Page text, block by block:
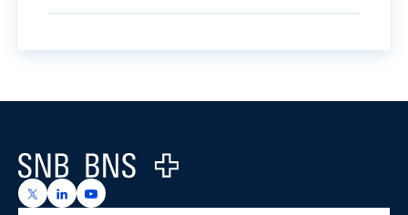
Logo
https://x.com/snb_bns
https://ch.linkedin.com/company/swiss-national-
https://www.youtube.com/@swissnationalbank